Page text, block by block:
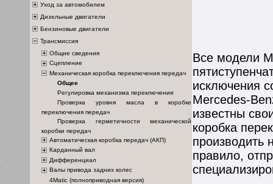
Уход за автомобилем
Дизельные двигатели
Бензиновые двигатели
Трансмиссия
Общие сведения
Сцепление
Механическая коробка переключения передач
Общее
Регулировка механизма переключения
Проверка уровня масла в коробке
переключения передач
Проверка герметичности механической
коробки передач
Автоматическая коробка передач (АКП)
Карданный вал
Дифференциал
Валы привода задних колес
4Matic (полноприводная версия)
Все модели
исключения
Mercedes-
известны
коробка
производить
правило,